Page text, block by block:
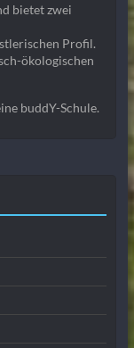
bietet zwei
Profil.
ökologischen
buddY-Schule.